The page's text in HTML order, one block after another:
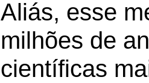
Aliás, esse
milhões de
científicas